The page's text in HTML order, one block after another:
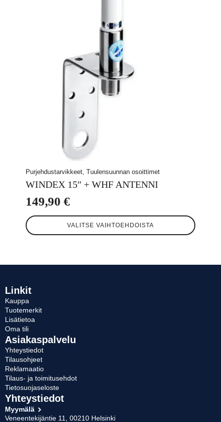
Purjehdustarvikkeet, Tuulensuunnan osoittimet
WINDEX 15″ + WHF ANTENNI
149,90 €
VALITSE VAIHTOEHDOISTA
Tällä
tuotteella
Voit
valinnat
tuotteen
sivulla.
Linkit
Kauppa
Tuotemerkit
Lisätietoa
Oma tili
Asiakaspalvelu
Yhteystiedot
Tilausohjeet
Reklamaatio
Tilaus- ja toimitusehdot
Tietosuojaseloste
Yhteystiedot
Myymälä
Veneentekijäntie 11, 00210 Helsinki